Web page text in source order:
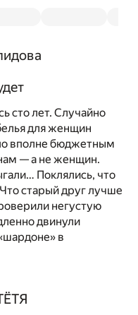
сто лет. Случайно
для женщин
вполне бюджетным
— а не женщин.
Поклялись, что
старый друг лучше
негустую
двинули
в